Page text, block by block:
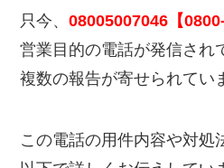
只今、08005007046【
営業目的の電話が発信され
複数の報告が寄せられてい
この電話の用件内容や対処